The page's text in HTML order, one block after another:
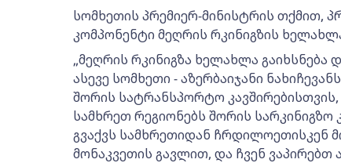
სომხეთის პრემიერ-მინისტრის თქმით,
კომპონენტი მეღრის რკინიგზის
„მეღრის რკინიგზა ხელახლა გაიხსნება
ასევე სომხეთი - აზერბაიჯანი
შორის სატრანსპორტო
სამხრეთ რეგიონებს შორის
გვაქვს სამხრეთიდან ჩრდილოეთისკენ
მონაკვეთის გავლით, და ჩვენ ვაპირებთ